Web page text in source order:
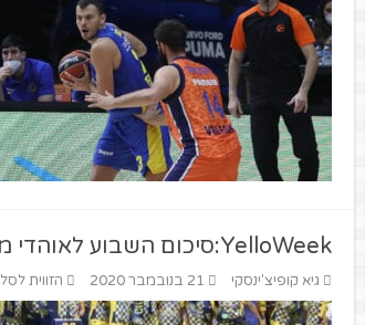
YelloWeek:סיכום השבוע לאוהדי מכבי תל אביב, פרק שני
גיא קופיצ'ינסקי 21 בנובמבר 2020 הזווית לסל